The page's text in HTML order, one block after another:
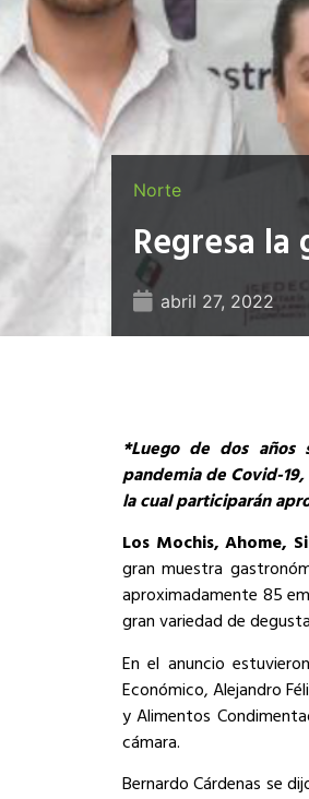
Norte
Regresa
abril 27, 2022
*Luego de dos años
pandemia de Covid-
la cual participarán
Los Mochis, Ahome,
gran muestra
aproximadamente 85
gran variedad de
En el anuncio
Económico, Alejandro
y Alimentos
cámara.
Bernardo Cárdenas se